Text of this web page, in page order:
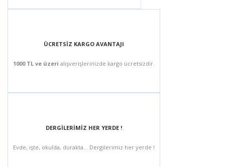
ÜCRETSİZ KARGO AVANTAJI
1000 TL ve üzeri alışverişlerinizde kargo ücretsizdir.
DERGİLERİMİZ HER YERDE !
Evde, işte, okulda, durakta... Dergilerimiz her yerde !